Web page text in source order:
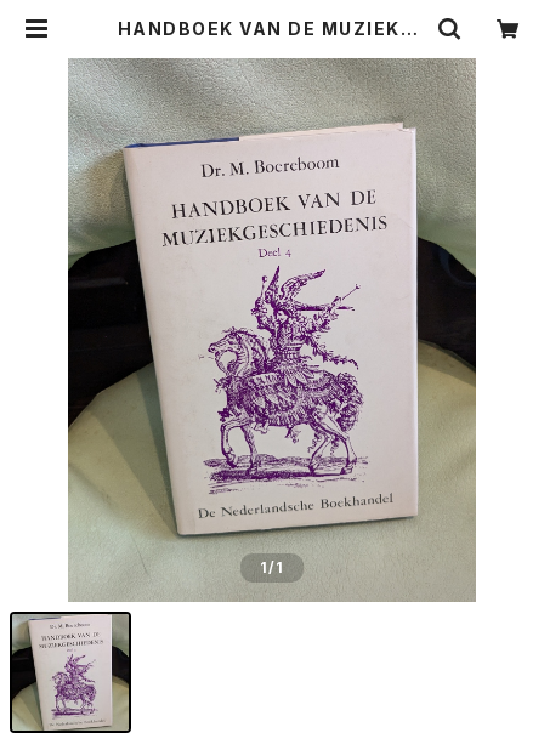
HANDBOEK VAN DE MUZIEKGE
M.Boereboom】出版社：Uitgever
ij de Nederlandsche Boekhan
del 1978年 | Birds' Tale Colle
ctive
1/1